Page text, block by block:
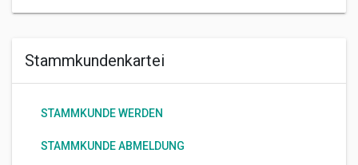
Stammkundenkartei
STAMMKUNDE WERDEN
STAMMKUNDE ABMELDUNG